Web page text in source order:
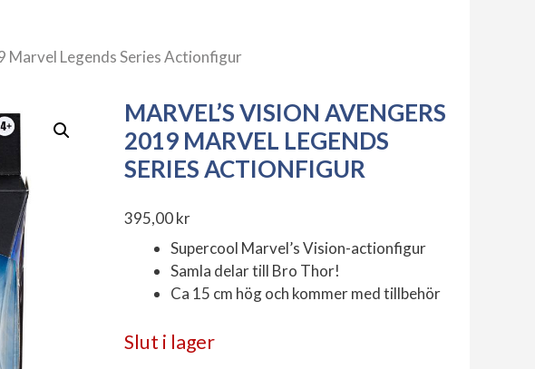
Marvel Legends Series Actionfigur
MARVEL’S VISION AVENGERS
2019 MARVEL LEGENDS
SERIES ACTIONFIGUR
395,00kr
Supercool Marvel’s Vision-actionfigur
Samla delar till Bro Thor!
Ca 15 cm hög och kommer med tillbehör
Slut i lager